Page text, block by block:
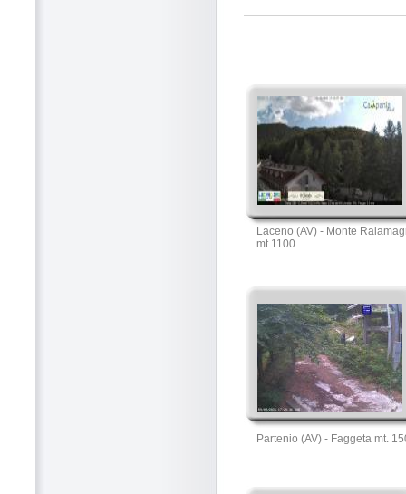
Laceno (AV) - Monte
mt.1100
Partenio (AV) - Faggeta mt.